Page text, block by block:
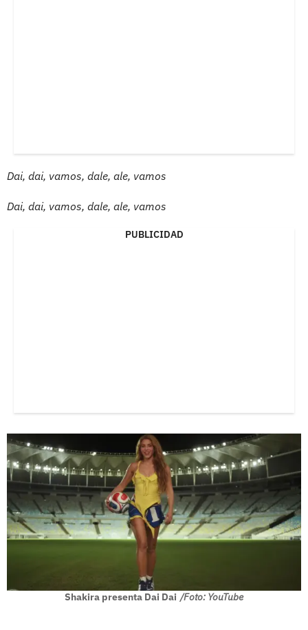
Dai, dai, vamos, dale, ale, vamos
Dai, dai, vamos, dale, ale, vamos
PUBLICIDAD
Shakira presenta Dai Dai /Foto: YouTube